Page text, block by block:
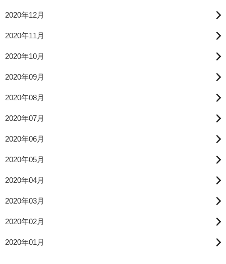
2020年12月
2020年11月
2020年10月
2020年09月
2020年08月
2020年07月
2020年06月
2020年05月
2020年04月
2020年03月
2020年02月
2020年01月